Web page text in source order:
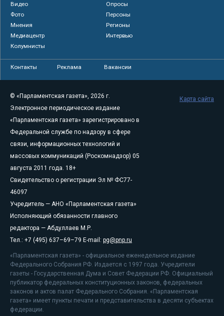
Видео
Опросы
Фото
Персоны
Мнения
Регионы
Медиацентр
Интервью
Колумнисты
Контакты Реклама Вакансии
© «Парламентская газета», 2026 г.
Электронное периодическое издание
«Парламентская газета» зарегистрировано в
Федеральной службе по надзору в сфере
связи, информационных технологий и
массовых коммуникаций (Роскомнадзор) 05
августа 2011 года. 18+
Свидетельство о регистрации Эл № ФС77-
46097
Учредитель — АНО «Парламентская газета»
Исполняющий обязанности главного
редактора — Абдуллаев М.Р.
Тел.: +7 (495) 637–69–79 E-mail: pg@pnp.ru
«Парламентская газета» - официальное еженедельное издание
Федерального Собрания РФ. Издается с 1997 года. Учредители
газеты - Государственная Дума и Совет Федерации РФ. Официальный
публикатор федеральных конституционных законов, федеральных
законов и актов палат Федерального Собрания. «Парламентская
газета» имеет пункты печати и представительства в десяти субъектах
федерации.
Карта сайта